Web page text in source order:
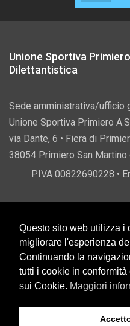
Unione Sportiva
Dilettantistica
Sede amministrativa/ufficio
Unione Sportiva Primiero
via Dante, 6 • Fiera di
38054 Primiero San Martino
P.IVA 00822690228 •
Vantaggi da
Questo sito web utilizza i
migliorare l'esperienza
Continuando la
tutti i cookie in
sui Cookie. Maggiori